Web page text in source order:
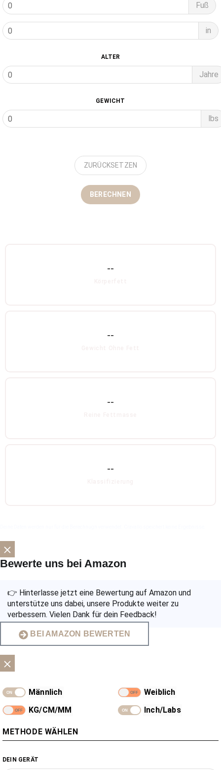
Fuß
in
ALTER
Jahre
GEWICHT
lbs
ZURÜCKSETZEN
BERECHNEN
--
--
--
--
Bewerte uns bei Amazon
👉 Hinterlasse jetzt eine Bewertung auf Amazon und
unterstütze uns dabei, unsere Produkte weiter zu
verbessern. Vielen Dank für dein Feedback!
BEI AMAZON BEWERTEN
Männlich
Weiblich
KG/CM/MM
Inch/Labs
METHODE WÄHLEN
DEIN GERÄT